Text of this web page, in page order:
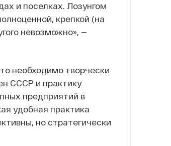
и поселках. Лозунгом
крепкой (на
невозможно», —
необходимо творчески
СССР и практику
предприятий в
удобная практика
но стратегически